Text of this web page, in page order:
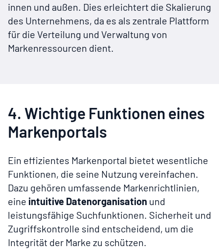
innen und außen. Dies erleichtert die Skalierung
des Unternehmens, da es als zentrale Plattform
für die Verteilung und Verwaltung von
Markenressourcen dient.
4. Wichtige Funktionen eines
Markenportals
Ein effizientes Markenportal bietet wesentliche
Funktionen, die seine Nutzung vereinfachen.
Dazu gehören umfassende Markenrichtlinien,
eine intuitive Datenorganisation und
leistungsfähige Suchfunktionen. Sicherheit und
Zugriffskontrolle sind entscheidend, um die
Integrität der Marke zu schützen.